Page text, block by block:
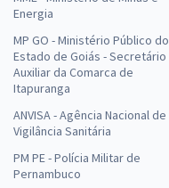
Energia
MP GO - Ministério Público do
Estado de Goiás - Secretário
Auxiliar da Comarca de
Itapuranga
ANVISA - Agência Nacional de
Vigilância Sanitária
PM PE - Polícia Militar de
Pernambuco